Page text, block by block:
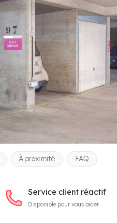
À proximité FAQ
Service client réactif
Disponible pour vous aider